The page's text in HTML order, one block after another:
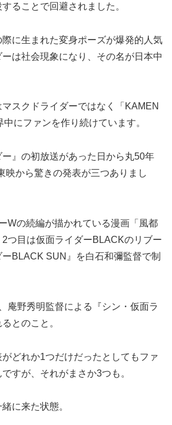
ることで回避されました。
に生まれた変身ポーズが爆発的人気
は社会現象になり、その名が日本中
スクドライダーではなく「KAMEN
にファンを作り続けています。
』の初放送があった日から丸50年
映から驚きの発表が三つありまし
Wの続編が描かれている漫画「風都
つ目は仮面ライダーBLACKのリブー
ーBLACK SUN』を白石和彌監督で制
庵野秀明監督による『シン・仮面ラ
とのこと。
どれか1つだけだったとしてもファ
すが、それがまさか3つも。
に来た状態。